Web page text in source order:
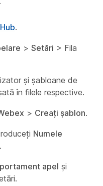
.
> Setări > Fila
și șabloane de
în filele respective.
> Creați șablon.
Numele
.
apel și